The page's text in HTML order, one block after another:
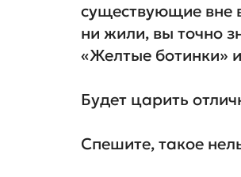
существующие вне
ни жили, вы точно
«Желтые ботинки»
Будет царить
Спешите, такое